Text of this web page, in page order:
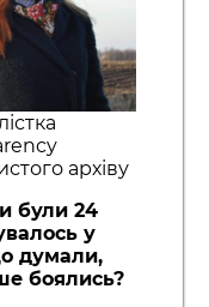
архіву
були 24
у
думали,
боялись?